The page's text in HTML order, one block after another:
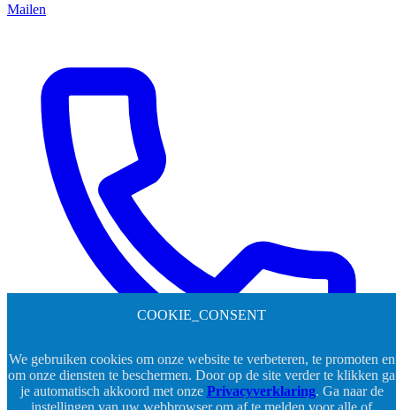
Mailen
COOKIE_CONSENT
We gebruiken cookies om onze website te verbeteren, te promoten en
om onze diensten te beschermen. Door op de site verder te klikken ga
je automatisch akkoord met onze Privacyverklaring. Ga naar de
instellingen van uw webbrowser om af te melden voor alle of